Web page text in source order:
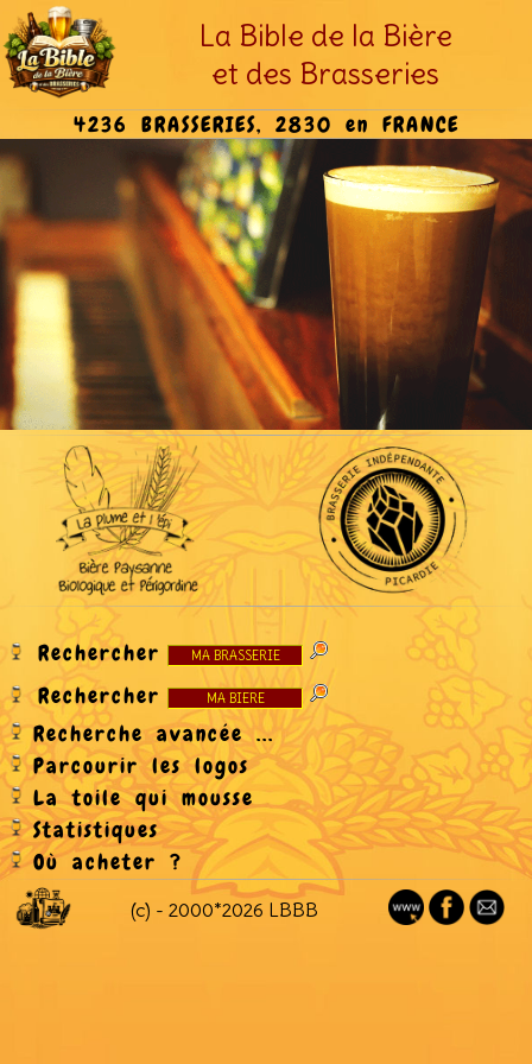
La Bible de la Bière
et des Brasseries
4236 BRASSERIES, 2830 en FRANCE
Rechercher
Rechercher
Recherche avancée ...
Parcourir les logos
La toile qui mousse
Statistiques
Où acheter ?
(c) - 2000*2026 LBBB